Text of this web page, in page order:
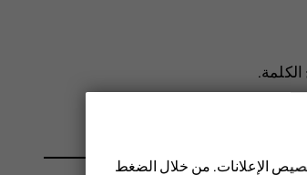
الإعلانات. من خلال الضغط